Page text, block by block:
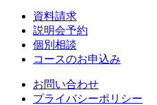
資料請求
説明会予約
個別相談
コースのお申込み
お問い合わせ
プライバシーポリシー